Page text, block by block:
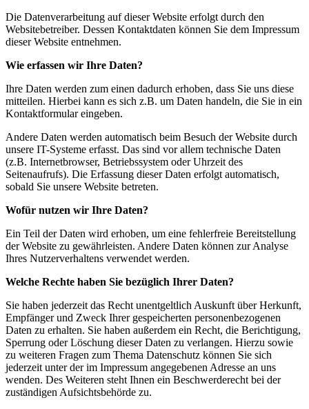
Die Datenverarbeitung auf dieser Website erfolgt durch den
Websitebetreiber. Dessen Kontaktdaten können Sie dem Impressum
dieser Website entnehmen.
Wie erfassen wir Ihre Daten?
Ihre Daten werden zum einen dadurch erhoben, dass Sie uns diese
mitteilen. Hierbei kann es sich z.B. um Daten handeln, die Sie in ein
Kontaktformular eingeben.
Andere Daten werden automatisch beim Besuch der Website durch
unsere IT-Systeme erfasst. Das sind vor allem technische Daten
(z.B. Internetbrowser, Betriebssystem oder Uhrzeit des
Seitenaufrufs). Die Erfassung dieser Daten erfolgt automatisch,
sobald Sie unsere Website betreten.
Wofür nutzen wir Ihre Daten?
Ein Teil der Daten wird erhoben, um eine fehlerfreie Bereitstellung
der Website zu gewährleisten. Andere Daten können zur Analyse
Ihres Nutzerverhaltens verwendet werden.
Welche Rechte haben Sie bezüglich Ihrer Daten?
Sie haben jederzeit das Recht unentgeltlich Auskunft über Herkunft,
Empfänger und Zweck Ihrer gespeicherten personenbezogenen
Daten zu erhalten. Sie haben außerdem ein Recht, die Berichtigung,
Sperrung oder Löschung dieser Daten zu verlangen. Hierzu sowie
zu weiteren Fragen zum Thema Datenschutz können Sie sich
jederzeit unter der im Impressum angegebenen Adresse an uns
wenden. Des Weiteren steht Ihnen ein Beschwerderecht bei der
zuständigen Aufsichtsbehörde zu.